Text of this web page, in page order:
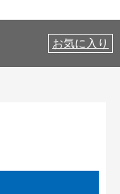
お気に入り